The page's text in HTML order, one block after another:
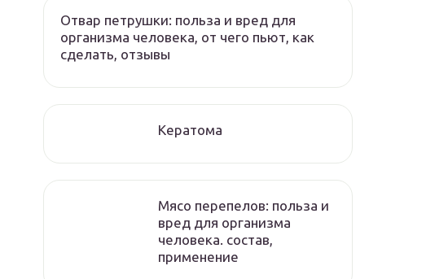
Отвар петрушки: польза и вред для
организма человека, от чего пьют, как
сделать, отзывы
Кератома
Мясо перепелов: польза и
вред для организма
человека. состав,
применение